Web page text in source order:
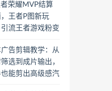
荣耀MVP结算
王者P图新玩
流王者游戏粉变
告剪辑教学：从
选到成片输出，
能剪出高级感汽